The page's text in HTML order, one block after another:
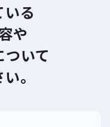
る
や
いて
。